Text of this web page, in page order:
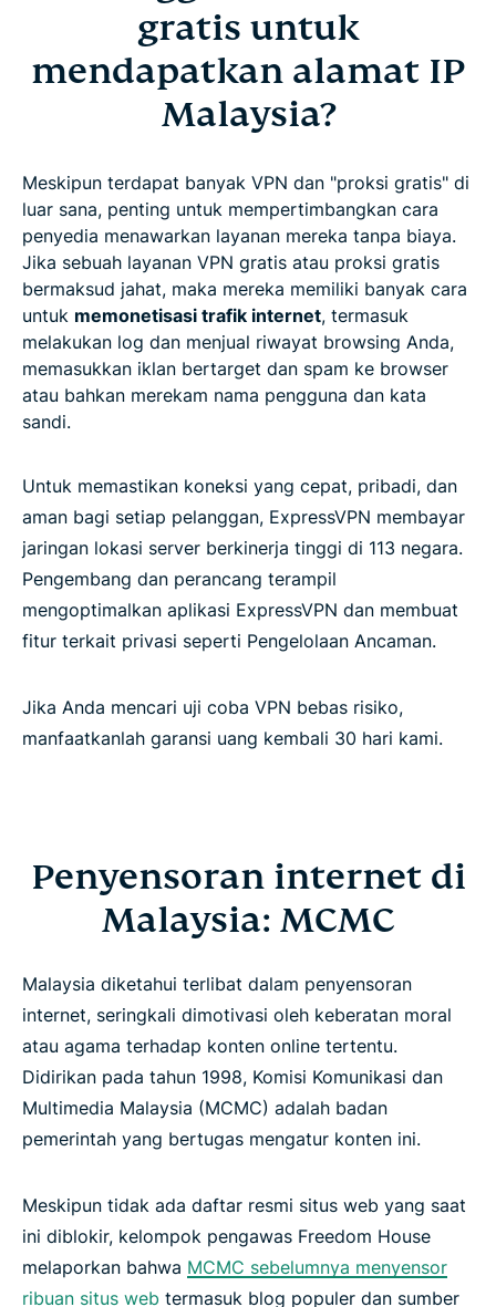
gratis untuk
mendapatkan alamat IP
Malaysia?
Meskipun terdapat banyak VPN dan "proksi gratis" di
luar sana, penting untuk mempertimbangkan cara
penyedia menawarkan layanan mereka tanpa biaya.
Jika sebuah layanan VPN gratis atau proksi gratis
bermaksud jahat, maka mereka memiliki banyak cara
untuk memonetisasi trafik internet, termasuk
melakukan log dan menjual riwayat browsing Anda,
memasukkan iklan bertarget dan spam ke browser
atau bahkan merekam nama pengguna dan kata
sandi.
Untuk memastikan koneksi yang cepat, pribadi, dan
aman bagi setiap pelanggan, ExpressVPN membayar
jaringan lokasi server berkinerja tinggi di 113 negara.
Pengembang dan perancang terampil
mengoptimalkan aplikasi ExpressVPN dan membuat
fitur terkait privasi seperti Pengelolaan Ancaman.
Jika Anda mencari uji coba VPN bebas risiko,
manfaatkanlah garansi uang kembali 30 hari kami.
Penyensoran internet di
Malaysia: MCMC
Malaysia diketahui terlibat dalam penyensoran
internet, seringkali dimotivasi oleh keberatan moral
atau agama terhadap konten online tertentu.
Didirikan pada tahun 1998, Komisi Komunikasi dan
Multimedia Malaysia (MCMC) adalah badan
pemerintah yang bertugas mengatur konten ini.
Meskipun tidak ada daftar resmi situs web yang saat
ini diblokir, kelompok pengawas Freedom House
melaporkan bahwa MCMC sebelumnya menyensor
ribuan situs web termasuk blog populer dan sumber